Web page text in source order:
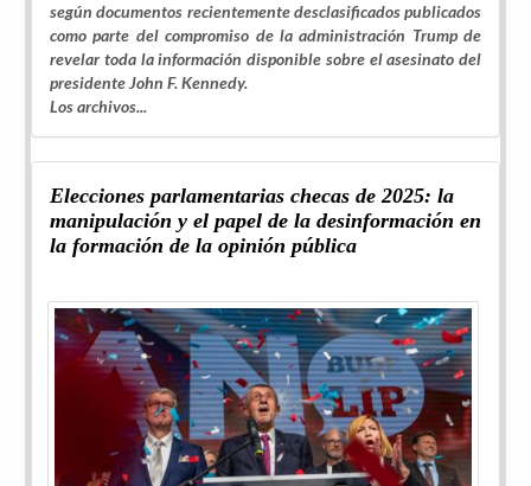
según documentos recientemente desclasificados publicados
como parte del compromiso de la administración Trump de
revelar toda la información disponible sobre el asesinato del
presidente John F. Kennedy.
Los archivos...
Elecciones parlamentarias checas de 2025: la
manipulación y el papel de la desinformación en
la formación de la opinión pública